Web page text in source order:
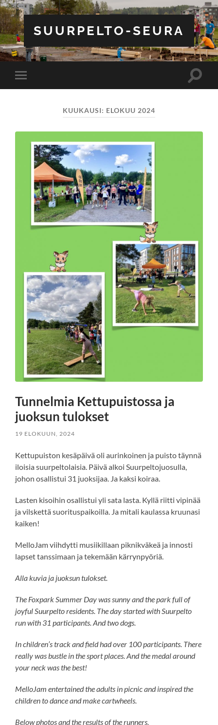
SUURPELTO-SEURA
Toggle
mobile
Toggle
KUUKAUSI: ELOKUU 2024
Tunnelmia Kettupuistossa ja
juoksun tulokset
19 ELOKUUN, 2024
Kettupuiston kesäpäivä oli aurinkoinen ja puisto täynnä
iloisia suurpeltolaisia. Päivä alkoi Suurpeltojuosulla,
johon osallistui 31 juoksijaa. Ja kaksi koiraa.
Lasten kisoihin osallistui yli sata lasta. Kyllä riitti vipinää
ja vilskettä suorituspaikoilla. Ja mitali kaulassa kruunasi
kaiken!
MelloJam viihdytti musiikillaan piknikväkeä ja innosti
lapset tanssimaan ja tekemään kärrynpyöriä.
Alla kuvia ja juoksun tulokset.
The Foxpark Summer Day was sunny and the park full of
joyful Suurpelto residents. The day started with Suurpelto
run with 31 participants. And two dogs.
In children’s track and field had over 100 participants. There
really was bustle in the sport places. And the medal around
your neck was the best!
MelloJam entertained the adults in picnic and inspired the
children to dance and make cartwheels.
Below photos and the results of the runners.